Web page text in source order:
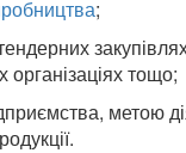
;
тощо;
метою